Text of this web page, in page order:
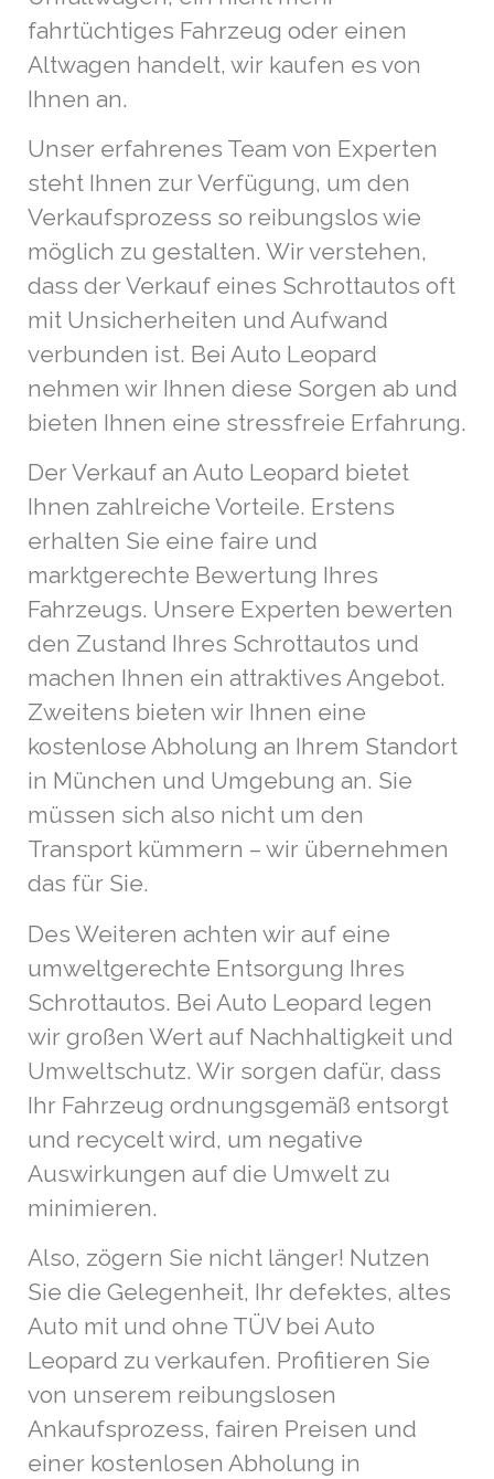
fahrtüchtiges Fahrzeug oder einen
Altwagen handelt, wir kaufen es von
Ihnen an.
Unser erfahrenes Team von Experten
steht Ihnen zur Verfügung, um den
Verkaufsprozess so reibungslos wie
möglich zu gestalten. Wir verstehen,
dass der Verkauf eines Schrottautos oft
mit Unsicherheiten und Aufwand
verbunden ist. Bei Auto Leopard
nehmen wir Ihnen diese Sorgen ab und
bieten Ihnen eine stressfreie Erfahrung.
Der Verkauf an Auto Leopard bietet
Ihnen zahlreiche Vorteile. Erstens
erhalten Sie eine faire und
marktgerechte Bewertung Ihres
Fahrzeugs. Unsere Experten bewerten
den Zustand Ihres Schrottautos und
machen Ihnen ein attraktives Angebot.
Zweitens bieten wir Ihnen eine
kostenlose Abholung an Ihrem Standort
in München und Umgebung an. Sie
müssen sich also nicht um den
Transport kümmern – wir übernehmen
das für Sie.
Des Weiteren achten wir auf eine
umweltgerechte Entsorgung Ihres
Schrottautos. Bei Auto Leopard legen
wir großen Wert auf Nachhaltigkeit und
Umweltschutz. Wir sorgen dafür, dass
Ihr Fahrzeug ordnungsgemäß entsorgt
und recycelt wird, um negative
Auswirkungen auf die Umwelt zu
minimieren.
Also, zögern Sie nicht länger! Nutzen
Sie die Gelegenheit, Ihr defektes, altes
Auto mit und ohne TÜV bei Auto
Leopard zu verkaufen. Profitieren Sie
von unserem reibungslosen
Ankaufsprozess, fairen Preisen und
einer kostenlosen Abholung in